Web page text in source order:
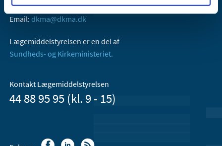
2300 København S
Email: dkma@dkma.dk
Lægemiddelstyrelsen er en del af
Sundheds- og Kirkeministeriet.
Kontakt Lægemiddelstyrelsen
44 88 95 95 (kl. 9 - 15)